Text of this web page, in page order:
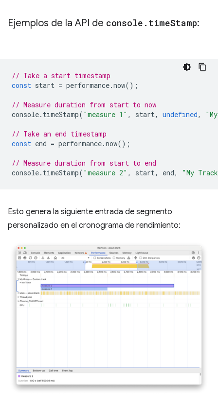
Ejemplos de la API de console . timeStamp:
// Take a start timestamp
const start = performance.now();
// Measure duration from start to now
console. timeStamp( "measure 1" , start, undefined,
// Take an end timestamp
const end = performance.now();
// Measure duration from start to end
console. timeStamp( "measure 2" , start, end, "My
Esto genera la siguiente entrada de segmento
personalizado en el cronograma de rendimiento: